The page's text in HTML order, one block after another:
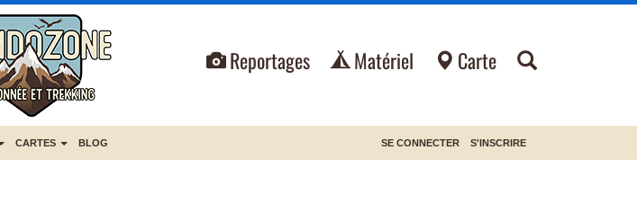
Reportages Matériel Carte
CARTES BLOG SE CONNECTER S'INSCRIRE